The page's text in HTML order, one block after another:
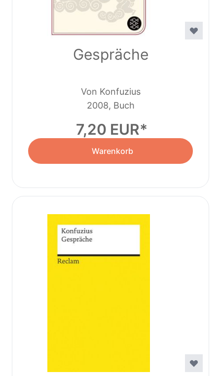
Gespräche
Von Konfuzius
2008, Buch
7,20 EUR
Warenkorb